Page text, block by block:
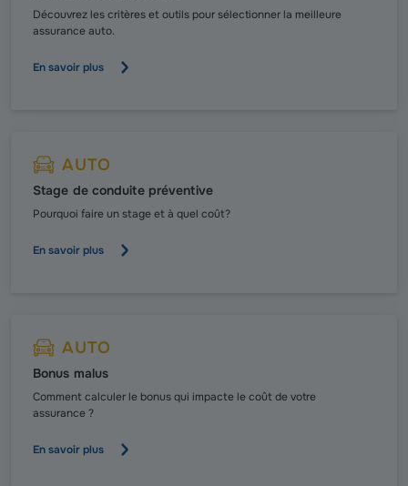
Découvrez les critères et outils pour sélectionner la meilleure
assurance auto.
En savoir plus
AUTO
Stage de conduite préventive
Pourquoi faire un stage et à quel coût ?
En savoir plus
AUTO
Bonus malus
Comment calculer le bonus qui impacte le coût de votre
assurance ?
En savoir plus